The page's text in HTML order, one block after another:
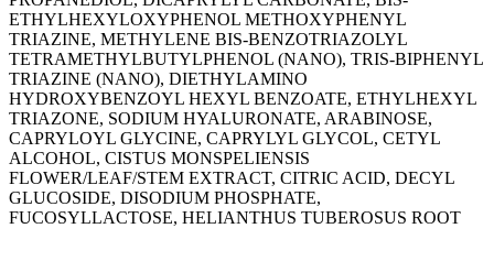
ETHYLHEXYLOXYPHENOL METHOXYPHENYL
TRIAZINE, METHYLENE BIS-BENZOTRIAZOLYL
TETRAMETHYLBUTYLPHENOL (NANO), TRIS-BIPHENYL
TRIAZINE (NANO), DIETHYLAMINO
HYDROXYBENZOYL HEXYL BENZOATE, ETHYLHEXYL
TRIAZONE, SODIUM HYALURONATE, ARABINOSE,
CAPRYLOYL GLYCINE, CAPRYLYL GLYCOL, CETYL
ALCOHOL, CISTUS MONSPELIENSIS
FLOWER/LEAF/STEM EXTRACT, CITRIC ACID, DECYL
GLUCOSIDE, DISODIUM PHOSPHATE,
FUCOSYLLACTOSE, HELIANTHUS TUBEROSUS ROOT